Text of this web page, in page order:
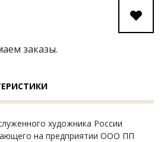
заказы.
художника России
на предприятии ООО ПП